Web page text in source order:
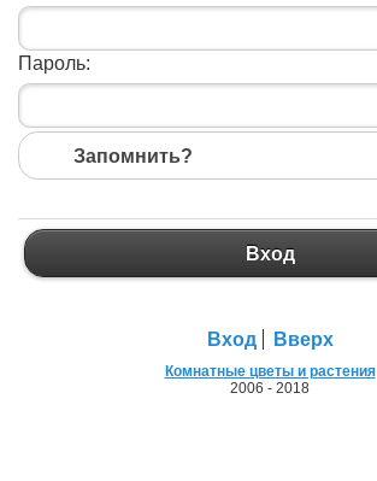
Пароль:
Запомнить?
Вход
Вход Вверх
Комнатные цветы и растения
2006 - 2018